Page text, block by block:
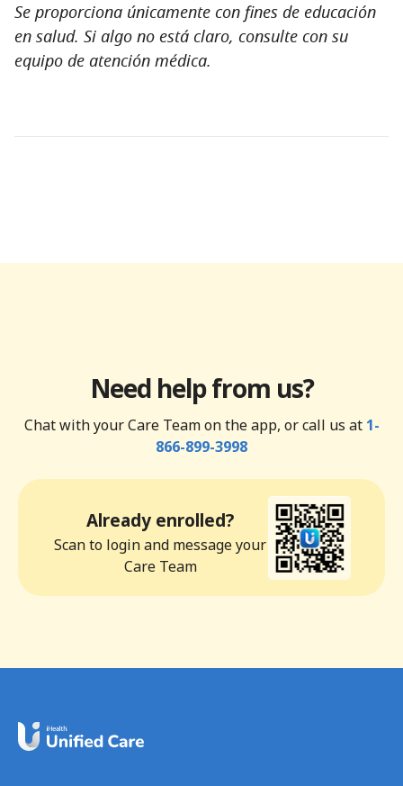
Se proporciona únicamente con fines de educación
en salud. Si algo no está claro, consulte con su
equipo de atención médica.
Need help from us?
Chat with your Care Team on the app, or call us at 1-
866-899-3998
Already enrolled?
Scan to login and message your
Care Team